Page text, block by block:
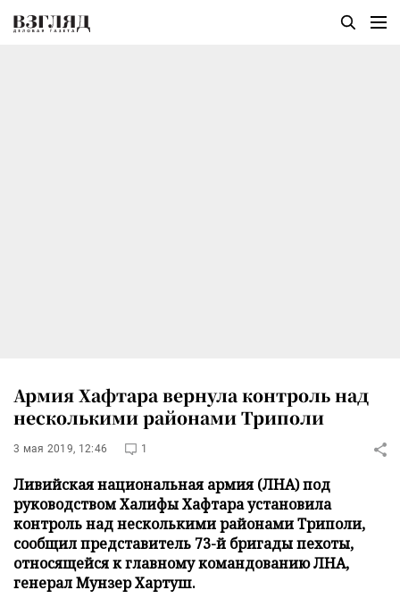
Армия Хафтара вернула контроль над
несколькими районами Триполи
3 мая 2019, 12:46 1
Ливийская национальная армия (ЛНА) под
руководством Халифы Хафтара установила
контроль над несколькими районами Триполи,
сообщил представитель 73-й бригады пехоты,
относящейся к главному командованию ЛНА,
генерал Мунзер Хартуш.